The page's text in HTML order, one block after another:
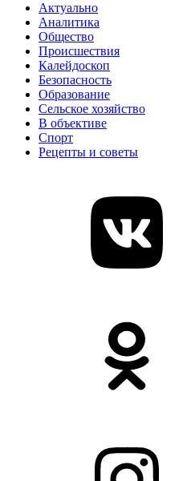
Актуально
Аналитика
Общество
Происшествия
Калейдоскоп
Безопасность
Образование
Сельское хозяйство
В объективе
Спорт
Рецепты и советы